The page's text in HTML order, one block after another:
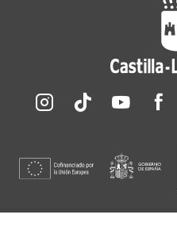
Redes sociales JCCM